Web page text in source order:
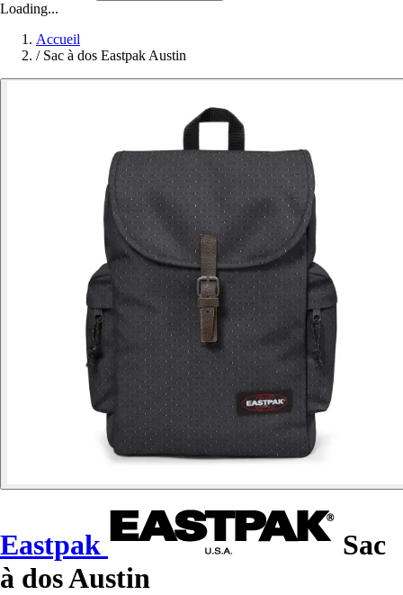
Loading...
Accueil
/ Sac à dos Eastpak Austin
Eastpak
Sac
à dos Austin